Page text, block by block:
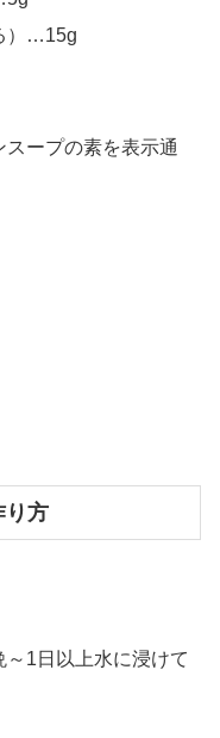
）…15g
ープの素を表示通
り方
1日以上水に浸けて